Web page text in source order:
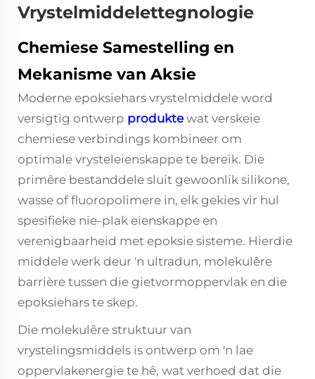
Vrystelmiddelettegnologie
Chemiese Samestelling en
Mekanisme van Aksie
Moderne epoksiehars vrystelmiddele word
versigtig ontwerp produktewat verskeie
chemiese verbindings kombineer om
optimale vrysteleienskappe te bereik. Die
primêre bestanddele sluit gewoonlik silikone,
wasse of fluoropolimere in, elk gekies vir hul
spesifieke nie-plak eienskappe en
verenigbaarheid met epoksie sisteme. Hierdie
middele werk deur 'n ultradun, molekulêre
barrière tussen die gietvormoppervlak en die
epoksiehars te skep.
Die molekulêre struktuur van
vrystelingsmiddels is ontwerp om 'n lae
oppervlakenergie te hê, wat verhoed dat die